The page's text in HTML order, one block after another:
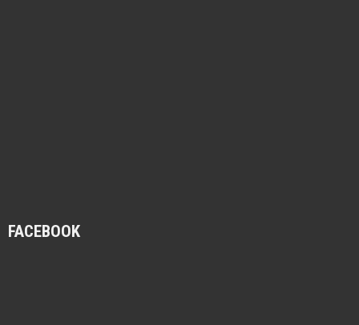
FACEBOOK